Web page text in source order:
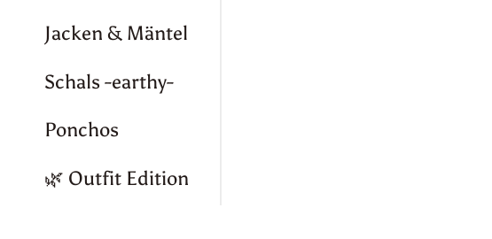
Jacken & Mäntel
Schals -earthy-
Ponchos
🌿 Outfit Edition